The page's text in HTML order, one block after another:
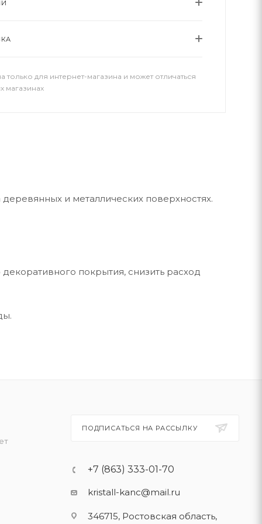
только для интернет-магазина и может отличаться
магазинах
и металлических поверхностях.
покрытия, снизить расход
ПОДПИСАТЬСЯ НА РАССЫЛКУ
+7 (863) 333-01-70
kristall-kanc@mail.ru
346715, Ростовская область​,